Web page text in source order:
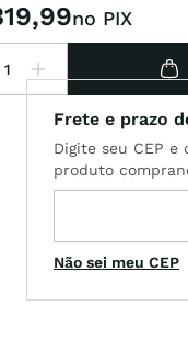
,99no PIX
Não sei meu CEP